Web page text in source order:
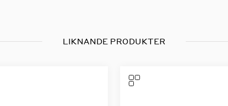
LIKNANDE PRODUKTER